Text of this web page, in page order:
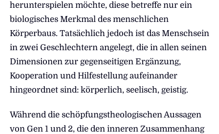
herunterspielen möchte, diese betreffe nur ein
biologisches Merkmal des menschlichen
Körperbaus. Tatsächlich jedoch ist das Menschsein
in zwei Geschlechtern angelegt, die in allen seinen
Dimensionen zur gegenseitigen Ergänzung,
Kooperation und Hilfestellung aufeinander
hingeordnet sind: körperlich, seelisch, geistig.
Während die schöpfungstheologischen Aussagen
von Gen 1 und 2, die den inneren Zusammenhang